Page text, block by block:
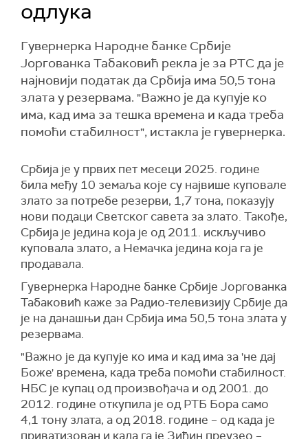
одлука
Гувернерка Народне банке Србије
Јоргованка Табаковић рекла је за РТС да је
најновији податак да Србија има 50,5 тона
злата у резервама. "Важно је да купује ко
има, кад има за тешка времена и када треба
помоћи стабилност", истакла је гувернерка.
Србија је у првих пет месеци 2025. године
била међу 10 земаља које су највише куповале
злато за потребе резерви, 1,7 тона, показују
нови подаци Светског савета за злато. Такође,
Србија је једина која је од 2011. искључиво
куповала злато, а Немачка једина која га је
продавала.
Гувернерка Народне банке Србије Јоргованка
Табаковић каже за Радио-телевизију Србије да
је на данашњи дан Србија има 50,5 тона злата у
резервама.
"Важно је да купује ко има и кад има за 'не дај
Боже' времена, када треба помоћи стабилност.
НБС је купац од произвођача и од 2001. до
2012. године откупила је од РТБ Бора само
4,1 тону злата, а од 2018. године – од када је
приватизован и када га је Зиђин преузео –